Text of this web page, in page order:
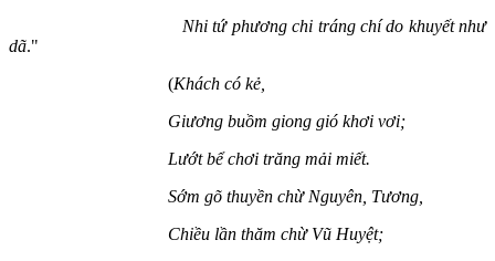
Nhi tứ phương chi tráng chí do khuyết như
dã."
(Khách có kẻ,
Giương buồm giong gió khơi vơi;
Lướt bể chơi trăng mải miết.
Sớm gõ thuyền chừ Nguyên, Tương,
Chiều lần thăm chừ Vũ Huyệt;